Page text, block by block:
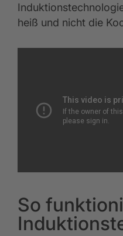
heiß und nicht die
So